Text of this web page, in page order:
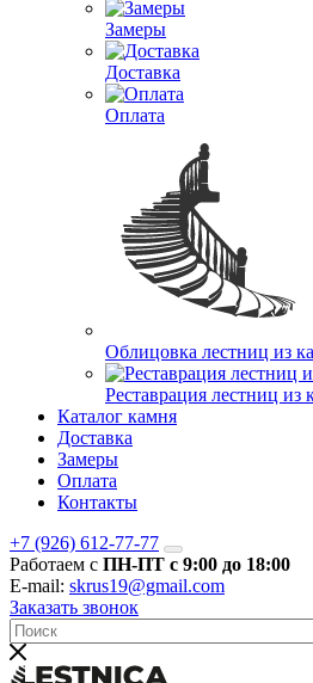
Замеры
Доставка
Оплата
Облицовка лестниц из
Реставрация лестниц из
Каталог камня
Доставка
Замеры
Оплата
Контакты
+7 (926) 612-77-77
Работаем с ПН-ПТ с 9:00 до 18:00
E-mail: skrus19@gmail.com
Заказать звонок